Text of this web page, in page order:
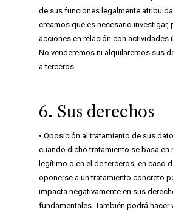
de sus funciones legalmente
creamos que es necesario investigar,
acciones en relación con actividades
No venderemos ni alquilaremos sus
a terceros.
6. Sus derechos
• Oposición al tratamiento de sus
cuando dicho tratamiento se basa en
legítimo o en el de terceros, en caso
oponerse a un tratamiento concreto
impacta negativamente en sus
fundamentales. También podrá hacer